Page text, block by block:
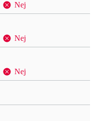
Nej
Nej
Nej